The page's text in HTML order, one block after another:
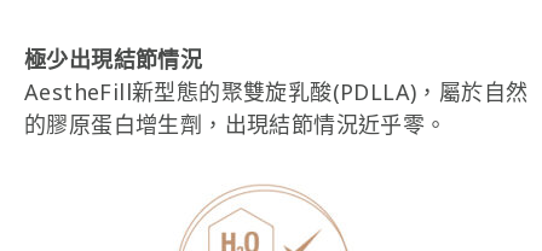
極少出現結節情況
AestheFill新型態的聚雙旋乳酸(PDLLA)，屬於自然
的膠原蛋白增生劑，出現結節情況近乎零。